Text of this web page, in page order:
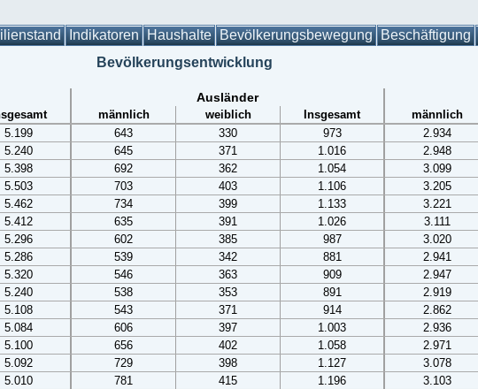
Indikatoren Haushalte Bevölkerungsbewegung Beschäftigung
Bevölkerungsentwicklung
Ausländer
männlich weiblich Insgesamt männlich
5.199 643 330 973 2.934
5.240 645 371 1.016 2.948
5.398 692 362 1.054 3.099
5.503 703 403 1.106 3.205
5.462 734 399 1.133 3.221
5.412 635 391 1.026 3.111
5.296 602 385 987 3.020
5.286 539 342 881 2.941
5.320 546 363 909 2.947
5.240 538 353 891 2.919
5.108 543 371 914 2.862
5.084 606 397 1.003 2.936
5.100 656 402 1.058 2.971
5.092 729 398 1.127 3.078
5.010 781 415 1.196 3.103